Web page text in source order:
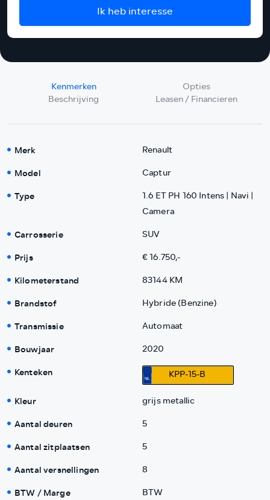
Ik heb interesse
Kenmerken
Opties
Beschrijving
Leasen / Financieren
Merk Renault
Model Captur
Type
1.6 ET PH 160 Intens | Navi |
Camera
Carrosserie SUV
Prijs € 16.750,-
Kilometerstand 83144 KM
Brandstof Hybride (Benzine)
Transmissie Automaat
Bouwjaar 2020
Kenteken KPP-15-B
Kleur grijs metallic
Aantal deuren 5
Aantal zitplaatsen 5
Aantal versnellingen 8
BTW / Marge BTW